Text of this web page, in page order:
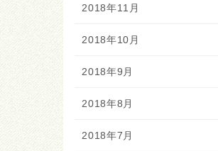
2018年11月
2018年10月
2018年9月
2018年8月
2018年7月